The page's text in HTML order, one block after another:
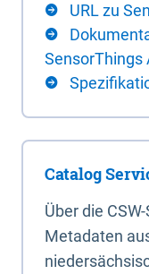
URL zu
SensorThings
Catalog
Über die
Metadaten